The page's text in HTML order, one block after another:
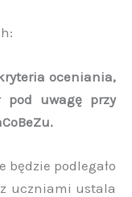
oceniania,
pod uwagę przy
będzie podlegało
uczniami ustala